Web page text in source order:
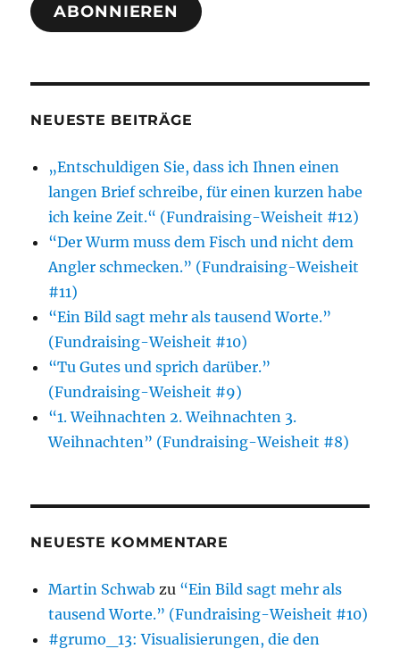
ABONNIEREN
NEUESTE BEITRÄGE
„Entschuldigen Sie, dass ich Ihnen einen
langen Brief schreibe, für einen kurzen habe
ich keine Zeit.“ (Fundraising-Weisheit #12)
“Der Wurm muss dem Fisch und nicht dem
Angler schmecken.” (Fundraising-Weisheit
#11)
“Ein Bild sagt mehr als tausend Worte.”
(Fundraising-Weisheit #10)
“Tu Gutes und sprich darüber.”
(Fundraising-Weisheit #9)
“1. Weihnachten 2. Weihnachten 3.
Weihnachten” (Fundraising-Weisheit #8)
NEUESTE KOMMENTARE
Martin Schwab zu “Ein Bild sagt mehr als
tausend Worte.” (Fundraising-Weisheit #10)
#grumo_13: Visualisierungen, die den